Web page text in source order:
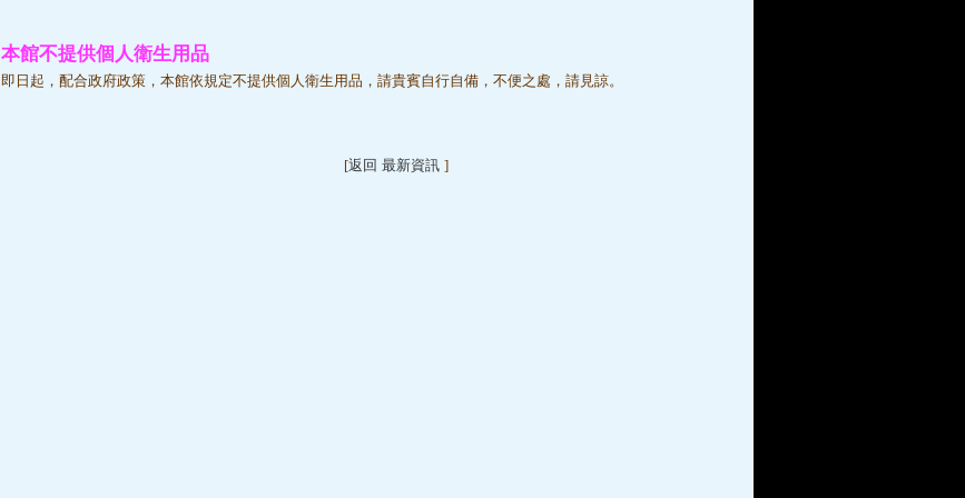
本館不提供個人衛生用品
即日起，配合政府政策，本館依規定不提供個人衛生用品，請貴賓自行自備，不便之處，請見諒。
[返回 最新資訊 ]